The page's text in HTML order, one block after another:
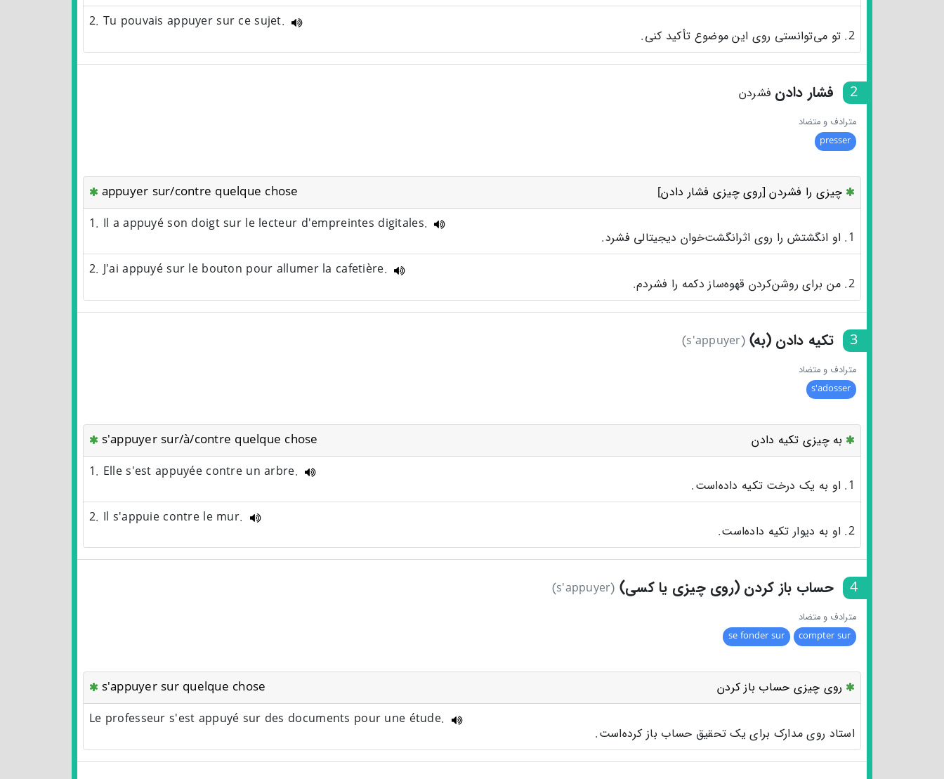
2. Tu pouvais appuyer sur ce sujet.
2. تو می‌توانستی روی این موضوع تأکید کنی.
2 فشار دادن فشردن
مترادف و متضاد
presser
appuyer sur/contre quelque chose
چیزی را فشردن [روی چیزی فشار دادن]
1. Il a appuyé son doigt sur le lecteur d'empreintes digitales.
1. او انگشتش را روی اثرانگشت‌خوان دیجیتالی فشرد.
2. J'ai appuyé sur le bouton pour allumer la cafetière.
2. من برای روشن‌کردن قهوه‌ساز دکمه را فشردم.
3 تکیه دادن (به)(s'appuyer)
مترادف و متضاد
s'adosser
s'appuyer sur/à/contre quelque chose
به چیزی تکیه دادن
1. Elle s'est appuyée contre un arbre.
1. او به یک درخت تکیه‌ داده‌است.
2. Il s'appuie contre le mur.
2. او به دیوار تکیه داده‌است.
4 حساب باز کردن (روی چیزی یا کسی) (s'appuyer)
مترادف و متضاد
compter sur
se fonder sur
s'appuyer sur quelque chose
روی چیزی حساب باز کردن
Le professeur s'est appuyé sur des documents pour une étude.
استاد روی مدارک برای یک تحقیق حساب باز کرده‌است.